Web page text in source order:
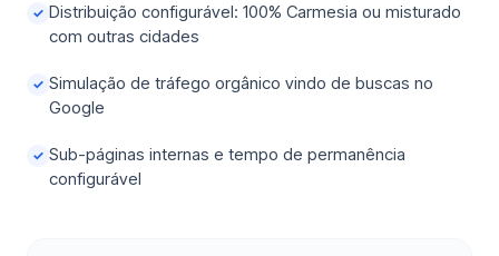
✓ Distribuição configurável: 100% Carmesia ou misturado
com outras cidades
✓ Simulação de tráfego orgânico vindo de buscas no
Google
✓ Sub-páginas internas e tempo de permanência
configurável